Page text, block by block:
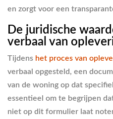
en zorgt voor een
De juridische
verbaal van
Tijdens het proces van
verbaal opgesteld, een
van de woning op dat
essentieel om te begrijpen
niet op dit formulier laat